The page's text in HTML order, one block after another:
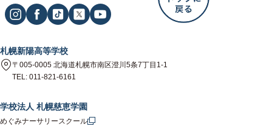
札幌新陽高等学校
〒005-0005 北海道札幌市南区澄川5条7丁目1-1
TEL: 011-821-6161
学校法人 札幌慈恵学園
めぐみナーサリースクール